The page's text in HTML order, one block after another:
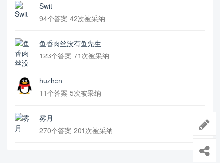
Swit
94个答案 42次被采纳
鱼香肉丝没有鱼先生
123个答案 71次被采纳
huzhen
11个答案 5次被采纳
雾月
270个答案 201次被采纳